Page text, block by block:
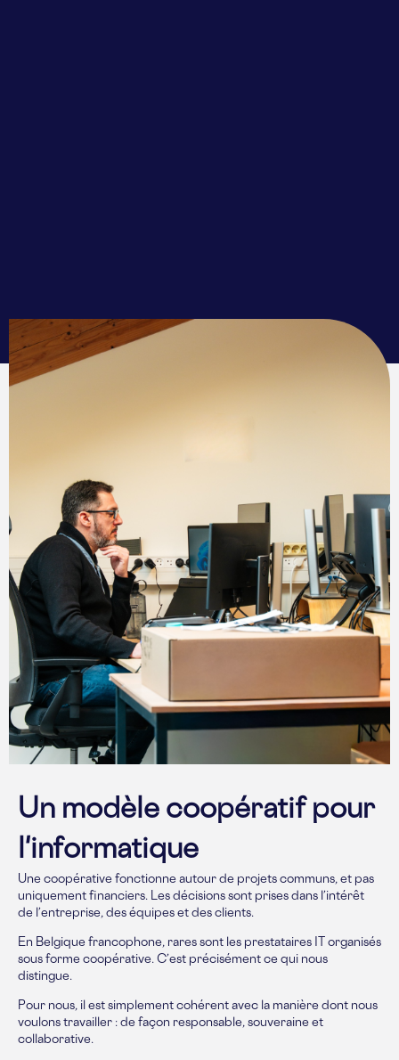
Un modèle coopératif pour
l'informatique
Une coopérative fonctionne autour de projets communs, et pas
uniquement financiers. Les décisions sont prises dans l’intérêt
de l’entreprise, des équipes et des clients.
En Belgique francophone, rares sont les prestataires IT organisés
sous forme coopérative. C’est précisément ce qui nous
distingue.
Pour nous, il est simplement cohérent avec la manière dont nous
voulons travailler : de façon responsable, souveraine et
collaborative.